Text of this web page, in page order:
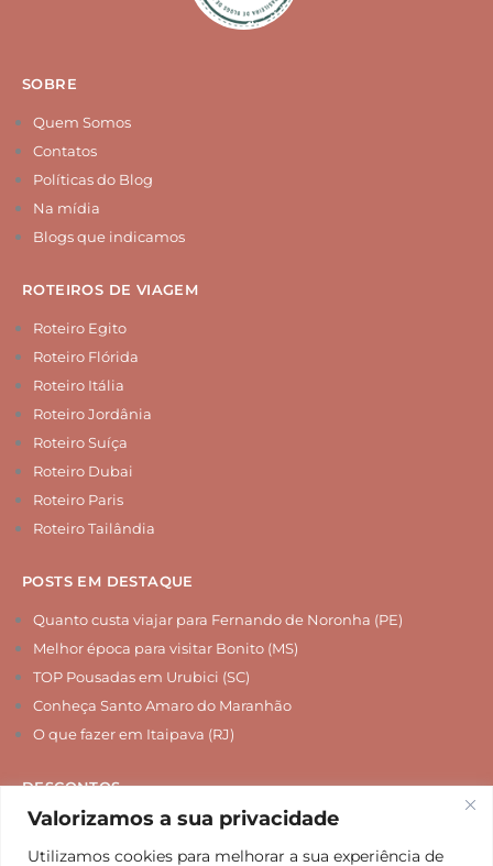
Valorizamos a sua privacidade
Utilizamos cookies para melhorar a sua experiência de
r
e
SOBRE
Quem Somos
Contatos
Políticas do Blog
Na mídia
Blogs que indicamos
ROTEIROS DE VIAGEM
Roteiro Egito
Roteiro Flórida
Roteiro Itália
Roteiro Jordânia
Roteiro Suíça
Roteiro Dubai
Roteiro Paris
Roteiro Tailândia
POSTS EM DESTAQUE
Quanto custa viajar para Fernando de Noronha (PE)
Melhor época para visitar Bonito (MS)
TOP Pousadas em Urubici (SC)
Conheça Santo Amaro do Maranhão
O que fazer em Itaipava (RJ)
DESCONTOS
Chip Internacional
Seguro Viagem